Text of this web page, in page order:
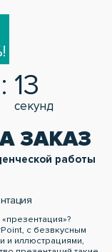
12
секунд
ЗАКАЗ
работы
с безвкусным
и иллюстрациями,